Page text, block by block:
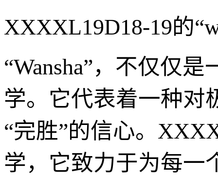
XXXXL19D18-19的
“Wansha”，不仅仅
学。它代表着一种对
“完胜”的信心。
学，它致力于为每一